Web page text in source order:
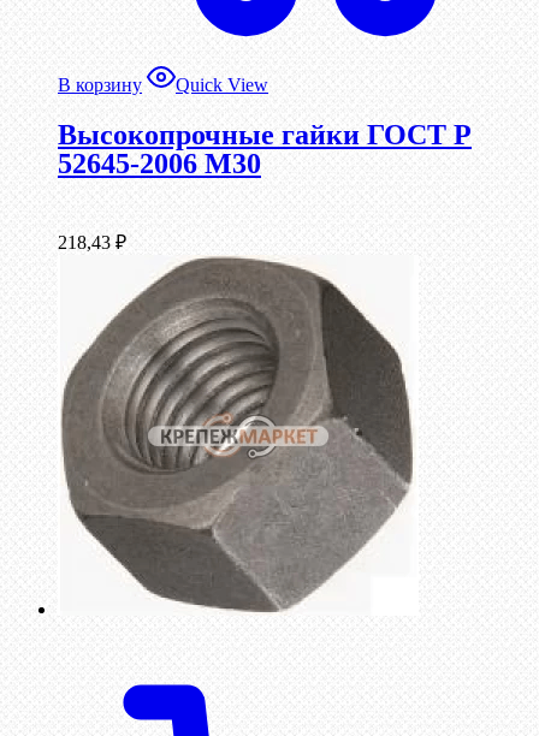
В корзину Quick View
Высокопрочные гайки ГОСТ Р
52645-2006 М30
218,43 ₽